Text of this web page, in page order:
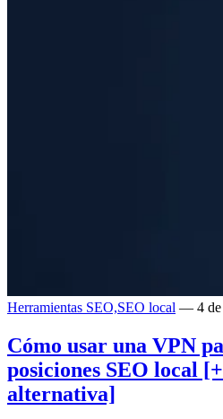
Herramientas SEO,SEO local — 4 de
Cómo usar una VPN
posiciones SEO local
alternativa]